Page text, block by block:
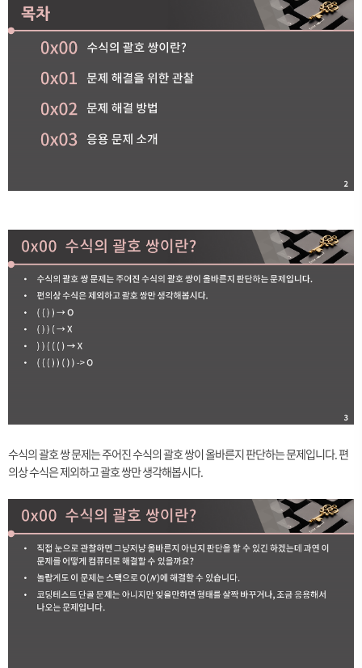
수식의 괄호 쌍 문제는 주어진 수식의 괄호 쌍이 올바른지 판단하는 문제입니다. 편
의상 수식은 제외하고 괄호 쌍만 생각해봅시다.